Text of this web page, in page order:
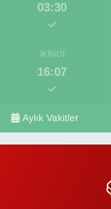
03:30
İKINDI
16:07
Aylık Vakitler